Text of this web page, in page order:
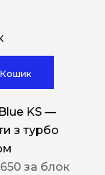
KS —
з турбо
650 за блок